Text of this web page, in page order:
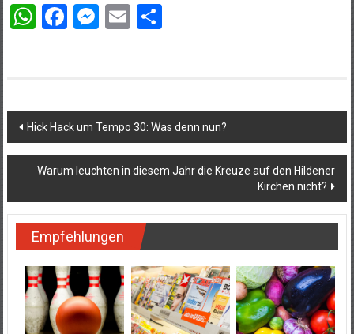
WhatsApp
Facebook
Messenger
EmailTeilen
Beitragsnavigation
Hick Hack um Tempo 30: Was denn nun?
Warum leuchten in diesem Jahr die Kreuze auf den Hildener
Kirchen nicht?
Empfehlungen